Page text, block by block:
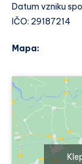
Datum vzniku
IČO: 29187214
Mapa: